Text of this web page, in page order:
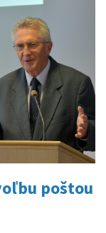
poštou